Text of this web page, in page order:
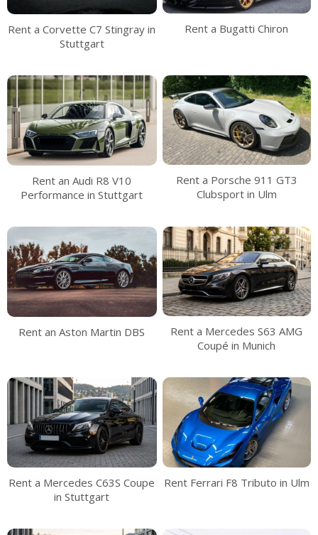
Rent a Corvette C7 Stingray in
Stuttgart
Rent a Bugatti Chiron
Rent an Audi R8 V10
Performance in Stuttgart
Rent a Porsche 911 GT3
Clubsport in Ulm
Rent an Aston Martin DBS
Rent a Mercedes S63 AMG
Coupé in Munich
Rent a Mercedes C63S Coupe
in Stuttgart
Rent Ferrari F8 Tributo in Ulm